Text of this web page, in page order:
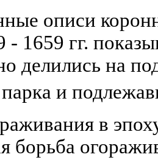
описи
- 1659 гг.
делились на
и
в
борьба